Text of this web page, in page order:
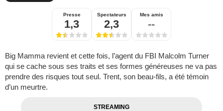
Presse
1,3
Spectateurs
2,3
Mes amis
--
Big Mamma revient et cette fois, l’agent du FBI Malcolm Turner
qui se cache sous ses traits et ses formes généreuses ne va pas
prendre des risques tout seul. Trent, son beau-fils, a été témoin
d’un meurtre.
STREAMING